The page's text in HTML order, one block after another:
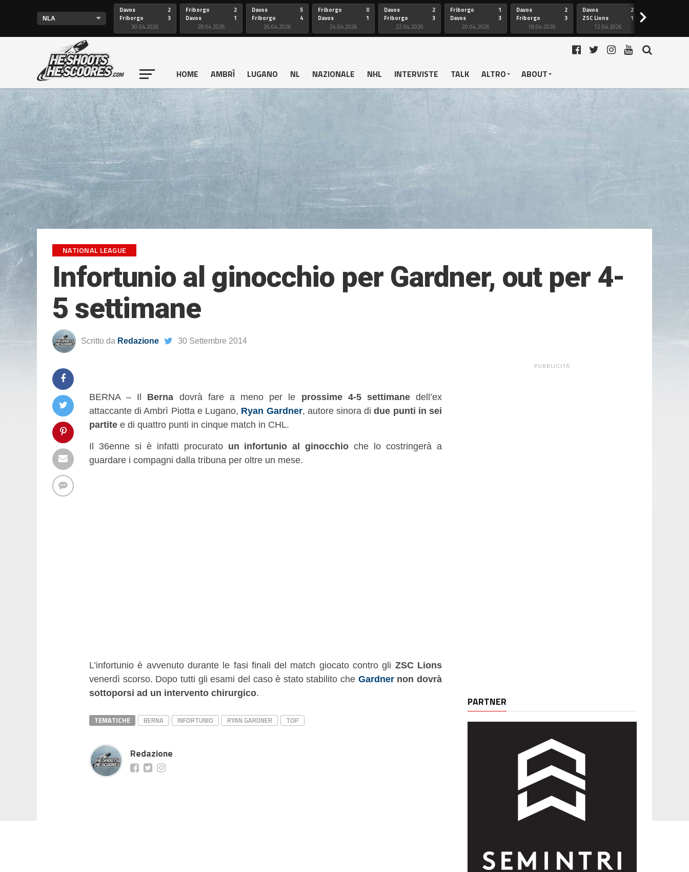
Davos
Friborgo
2
3
30.04.2026
Friborgo
Davos
2
1
28.04.2026
Davos
Friborgo
5
4
26.04.2026
Friborgo
Davos
0
1
24.04.2026
Davos
Friborgo
2
3
22.04.2026
Friborgo
Davos
1
3
20.04.2026
Davos
Friborgo
2
3
18.04.2026
Davos
ZSC Lions
2
1
12.04.2026
>
HOME AMBRÌ LUGANO NL NAZIONALE NHL INTERVISTE TALK ALTRO ABOUT
NATIONAL LEAGUE
Infortunio al ginocchio per Gardner, out per 4-
5 settimane
Scritto da Redazione 30 Settembre 2014
BERNA – Il Berna dovrà fare a meno per le prossime 4-5 settimanedell’ex
attaccante di Ambrì Piotta e Lugano, Ryan Gardner, autore sinora didue punti in sei
partite e di quattro punti in cinque match in CHL.
Il 36enne si è infatti procurato un infortunio al ginocchio che lo costringerà a
guardare i compagni dalla tribuna per oltre un mese.
L’infortunio è avvenuto durante le fasi finali del match giocato contro gli ZSC Lions
venerdì scorso. Dopo tutti gli esami del caso è stato stabilito che Gardner non dovrà
sottoporsi ad un intervento chirurgico.
TEMATICHE BERNA INFORTUNIO RYAN GARDNER TOP
Redazione
PUBBLICITÀ
PARTNER